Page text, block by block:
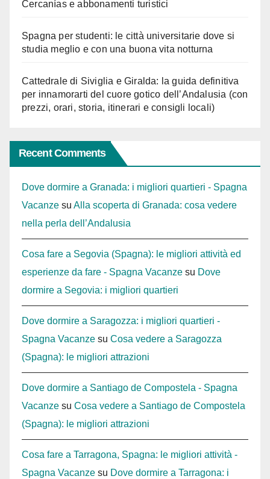
Cercanías e abbonamenti turistici
Spagna per studenti: le città universitarie dove si
studia meglio e con una buona vita notturna
Cattedrale di Siviglia e Giralda: la guida definitiva
per innamorarti del cuore gotico dell’Andalusia (con
prezzi, orari, storia, itinerari e consigli locali)
Recent Comments
Dove dormire a Granada: i migliori quartieri - Spagna
Vacanze su Alla scoperta di Granada: cosa vedere
nella perla dell’Andalusia
Cosa fare a Segovia (Spagna): le migliori attività ed
esperienze da fare - Spagna Vacanze su Dove
dormire a Segovia: i migliori quartieri
Dove dormire a Saragozza: i migliori quartieri -
Spagna Vacanze su Cosa vedere a Saragozza
(Spagna): le migliori attrazioni
Dove dormire a Santiago de Compostela - Spagna
Vacanze su Cosa vedere a Santiago de Compostela
(Spagna): le migliori attrazioni
Cosa fare a Tarragona, Spagna: le migliori attività -
Spagna Vacanze su Dove dormire a Tarragona: i